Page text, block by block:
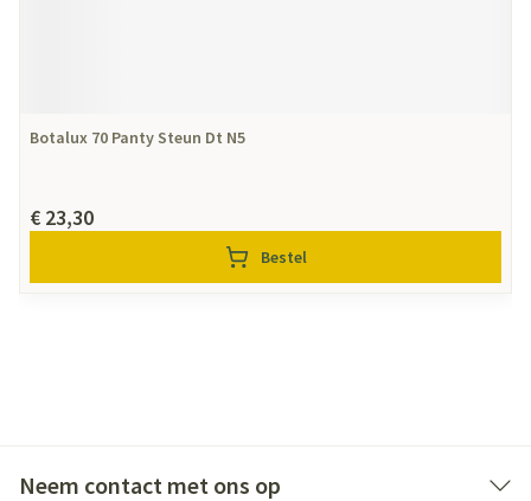
Botalux 70 Panty Steun Dt N5
€ 23,30
Bestel
Neem contact met ons op